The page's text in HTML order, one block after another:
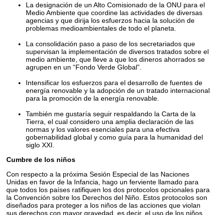
La designación de un Alto Comisionado de la ONU para el
Medio Ambiente que coordine las actividades de diversas
agencias y que dirija los esfuerzos hacia la solución de
problemas medioambientales de todo el planeta.
La consolidación paso a paso de los secretariados que
supervisan la implementación de diversos tratados sobre el
medio ambiente, que lleve a que los dineros ahorrados se
agrupen en un “Fondo Verde Global”.
Intensificar los esfuerzos para el desarrollo de fuentes de
energía renovable y la adopción de un tratado internacional
para la promoción de la energía renovable.
También me gustaría seguir respaldando la Carta de la
Tierra, el cual considero una amplia declaración de las
normas y los valores esenciales para una efectiva
gobernabilidad global y como guía para la humanidad del
siglo XXI.
Cumbre de los niños
Con respecto a la próxima Sesión Especial de las Naciones
Unidas en favor de la Infancia, hago un ferviente llamado para
que todos los países ratifiquen los dos protocolos opcionales para
la Convención sobre los Derechos del Niño. Estos protocolos son
diseñados para proteger a los niños de las acciones que violan
sus derechos con mayor gravedad, es decir, el uso de los niños